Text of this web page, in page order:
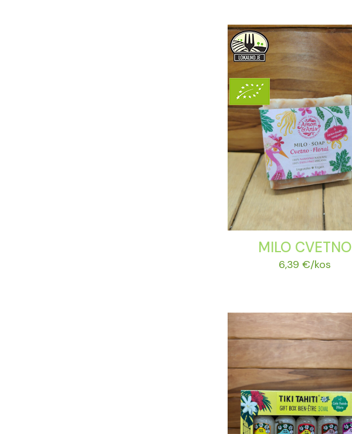
MILO CVETNO
6,39€/kos